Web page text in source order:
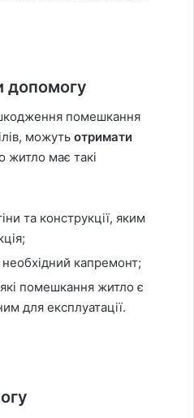
допомогу
помешкання
можуть отримати
житло має такі
та конструкції, яким
капремонт;
помешкання житло є
для експлуатації.